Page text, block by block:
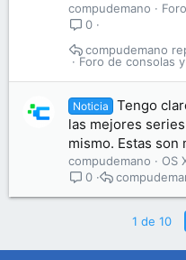
compudemano
0
Foro de consolas
compudemano
Noticia
Tengo
las mejores
mismo. Estas son
compudemano
OS
0
1 de 10